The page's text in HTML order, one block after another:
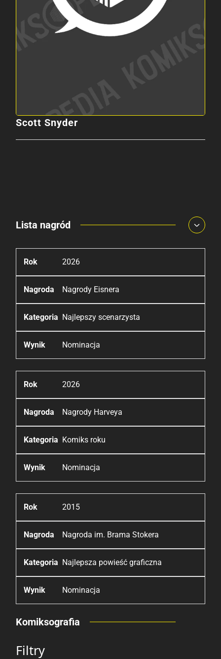
Scott Snyder
Lista nagród
2026
Nagrody Eisnera
Najlepszy scenarzysta
Nominacja
2026
Nagrody Harveya
Komiks roku
Nominacja
2015
Nagroda im. Brama Stokera
Najlepsza powieść graficzna
Nominacja
Komiksografia
Filtry